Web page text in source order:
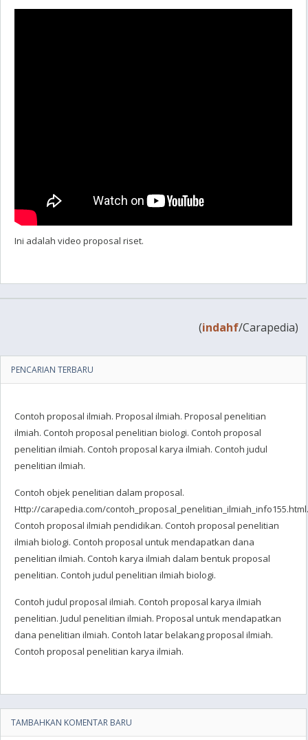
Ini adalah video proposal riset.
(indahf/Carapedia)
PENCARIAN TERBARU
Contoh proposal ilmiah. Proposal ilmiah. Proposal penelitian
ilmiah. Contoh proposal penelitian biologi. Contoh proposal
penelitian ilmiah. Contoh proposal karya ilmiah. Contoh judul
penelitian ilmiah.
Contoh objek penelitian dalam proposal.
Http://carapedia.com/contoh_proposal_penelitian_ilmiah_info155.html.
Contoh proposal ilmiah pendidikan. Contoh proposal penelitian
ilmiah biologi. Contoh proposal untuk mendapatkan dana
penelitian ilmiah. Contoh karya ilmiah dalam bentuk proposal
penelitian. Contoh judul penelitian ilmiah biologi.
Contoh judul proposal ilmiah. Contoh proposal karya ilmiah
penelitian. Judul penelitian ilmiah. Proposal untuk mendapatkan
dana penelitian ilmiah. Contoh latar belakang proposal ilmiah.
Contoh proposal penelitian karya ilmiah.
TAMBAHKAN KOMENTAR BARU